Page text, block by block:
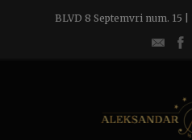
BLVD 8 Septemvri num. 15